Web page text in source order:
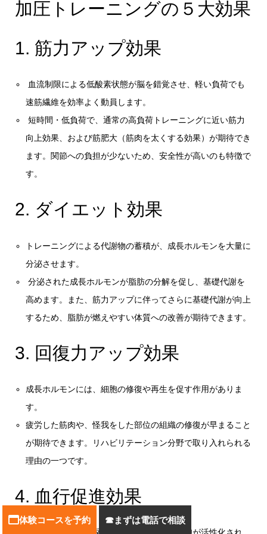
加圧トレーニングの５大効果
1. 筋力アップ効果
血流制限による低酸素状態が脳を錯覚させ、軽い負荷でも
速筋繊維を効率よく動員します。
短時間・低負荷で、通常の高負荷トレーニングに近い筋力
向上効果、および筋肥大（筋肉を太くする効果）が期待でき
ます。関節への負担が少ないため、安全性が高いのも特徴で
す。
2. ダイエット効果
トレーニングによる代謝物の蓄積が、成長ホルモンを大量に
分泌させます。
分泌された成長ホルモンが脂肪の分解を促し、基礎代謝を
高めます。また、筋力アップに伴ってさらに基礎代謝が向上
するため、脂肪が燃えやすい体質への改善が期待できます。
3. 回復力アップ効果
成長ホルモンには、細胞の修復や再生を促す作用がありま
す。
疲労した筋肉や、怪我をした部位の組織の修復が早まること
が期待できます。リハビリテーション分野で取り入れられる
理由の一つです。
4. 血行促進効果
体験コースを予約 まずは電話で相談